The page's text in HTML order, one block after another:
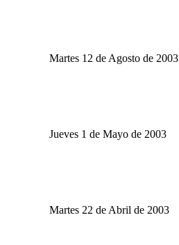
Martes 12 de Agosto de 2003
Jueves 1 de Mayo de 2003
Martes 22 de Abril de 2003